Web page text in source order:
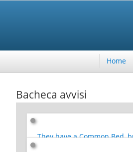
Home
Bacheca avvisi
Il matrimonio a Wittenberg.
They have a Common Bed,
Table. Faith and